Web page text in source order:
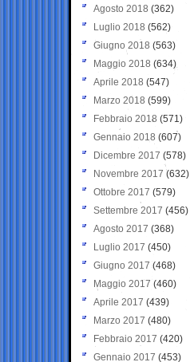
Agosto 2018 (362)
Luglio 2018 (562)
Giugno 2018 (563)
Maggio 2018 (634)
Aprile 2018 (547)
Marzo 2018 (599)
Febbraio 2018 (571)
Gennaio 2018 (607)
Dicembre 2017 (578)
Novembre 2017 (632)
Ottobre 2017 (579)
Settembre 2017 (456)
Agosto 2017 (368)
Luglio 2017 (450)
Giugno 2017 (468)
Maggio 2017 (460)
Aprile 2017 (439)
Marzo 2017 (480)
Febbraio 2017 (420)
Gennaio 2017 (453)